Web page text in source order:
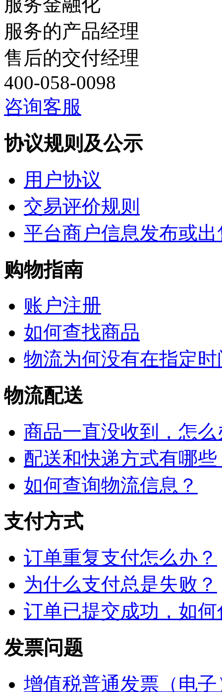
服务金融化
服务的产品经理
售后的交付经理
400-058-0098
咨询客服
协议规则及公示
用户协议
交易评价规则
平台商户信息发布或
购物指南
账户注册
如何查找商品
物流为何没有在指定
物流配送
商品一直没收到，怎么
配送和快递方式有哪些
如何查询物流信息？
支付方式
订单重复支付怎么办？
为什么支付总是失败？
订单已提交成功，如
发票问题
增值税普通发票（电